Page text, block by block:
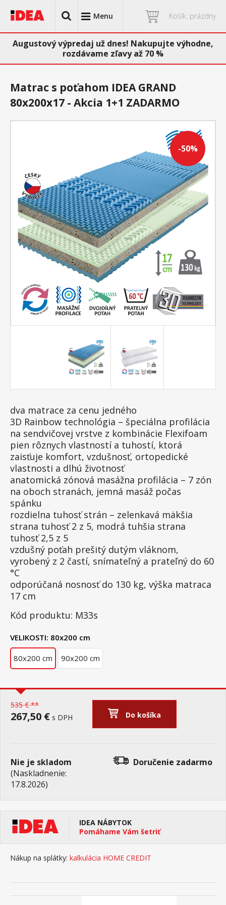
Menu Košík: prázdny
Augustový výpredaj už dnes! Nakupujte výhodne,
rozdávame zľavy až 70 %
-50%
Matrac s poťahom IDEA GRAND
80x200x17 - Akcia 1+1 ZADARMO
dva matrace za cenu jedného
3D Rainbow technológia – špeciálna profilácia
na sendvičovej vrstve z kombinácie Flexifoam
pien rôznych vlastností a tuhostí, ktorá
zaisťuje komfort, vzdušnosť, ortopedické
vlastnosti a dlhú životnosť
anatomická zónová masážna profilácia – 7 zón
na oboch stranách, jemná masáž počas
spánku
rozdielna tuhosť strán – zelenkavá mäkšia
strana tuhosť 2 z 5, modrá tuhšia strana
tuhosť 2,5 z 5
vzdušný poťah prešitý dutým vláknom,
vyrobený z 2 častí, snímateľný a prateľný do 60
°C
odporúčaná nosnosť do 130 kg, výška matraca
17 cm
Kód produktu: M33s
VELIKOSTI: 80x200 cm
80x200 cm 90x200 cm
535 € **
267,50 € s DPH Do košíka
Nie je skladom
(Naskladnenie:
17.8.2026)
Doručenie zadarmo
IDEA NÁBYTOK
Pomáhame Vám šetriť
Nákup na splátky: kalkulácia HOME CREDIT